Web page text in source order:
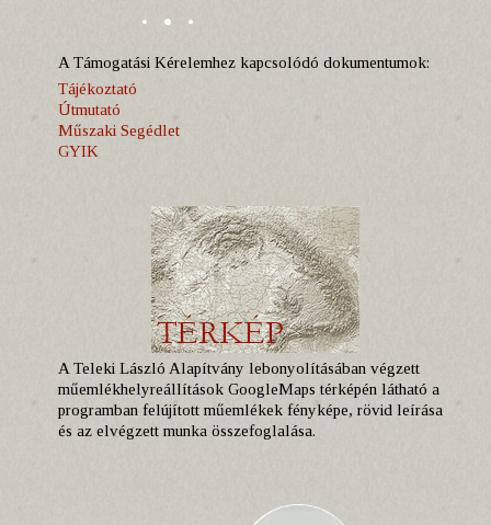
A Támogatási Kérelemhez kapcsolódó dokumentumok:
Tájékoztató
Útmutató
Műszaki Segédlet
GYIK
A Teleki László Alapítvány lebonyolításában végzett
műemlékhelyreállítások GoogleMaps térképén látható a
programban felújított műemlékek fényképe, rövid leírása
és az elvégzett munka összefoglalása.